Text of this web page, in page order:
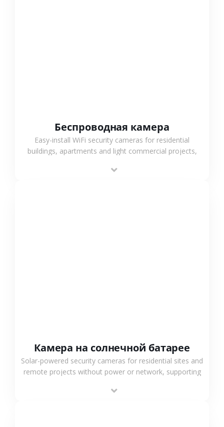
Беспроводная камера
Easy-install WiFi security cameras for residential
buildings, apartments and light commercial projects,
surveillance solutions.
Камера на солнечной батарее
Solar-powered security cameras for residential sites and
remote projects without power or network, supporting
outdoor monitoring.